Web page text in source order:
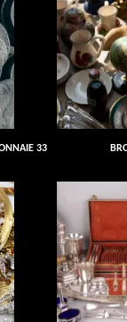
33